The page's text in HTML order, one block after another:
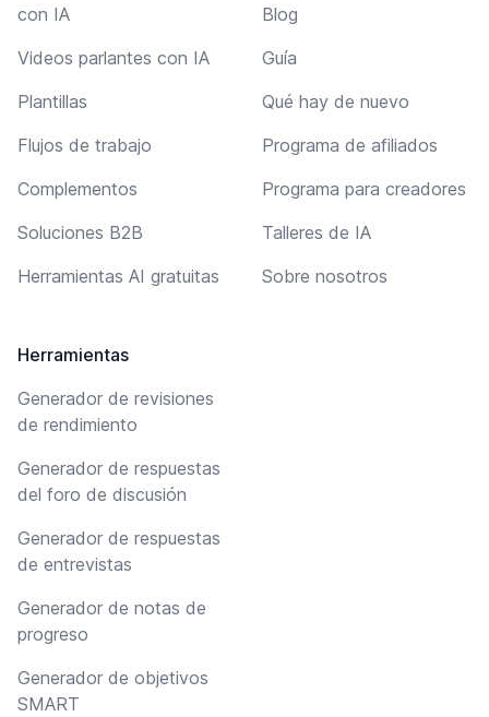
con IA
Videos parlantes con IA
Plantillas
Flujos de trabajo
Complementos
Soluciones B2B
Herramientas AI gratuitas
Herramientas
Generador de revisiones
de rendimiento
Generador de respuestas
del foro de discusión
Generador de respuestas
de entrevistas
Generador de notas de
progreso
Generador de objetivos
SMART
Blog
Guía
Qué hay de nuevo
Programa de afiliados
Programa para creadores
Talleres de IA
Sobre nosotros